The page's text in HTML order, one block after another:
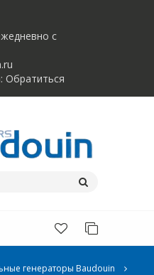
с
Обратиться
генераторы Baudouin